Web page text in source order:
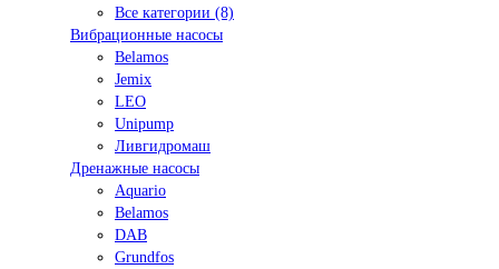
Все категории (8)
Вибрационные насосы
Belamos
Jemix
LEO
Unipump
Ливгидромаш
Дренажные насосы
Aquario
Belamos
DAB
Grundfos